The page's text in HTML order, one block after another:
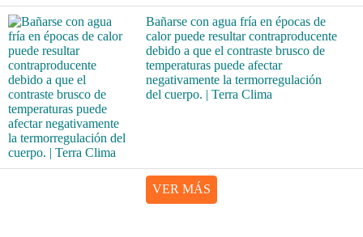
Bañarse con agua fría en épocas de
calor puede resultar contraproducente
debido a que el contraste brusco de
temperaturas puede afectar
negativamente la termorregulación
del cuerpo. | Terra Clima
VER MÁS